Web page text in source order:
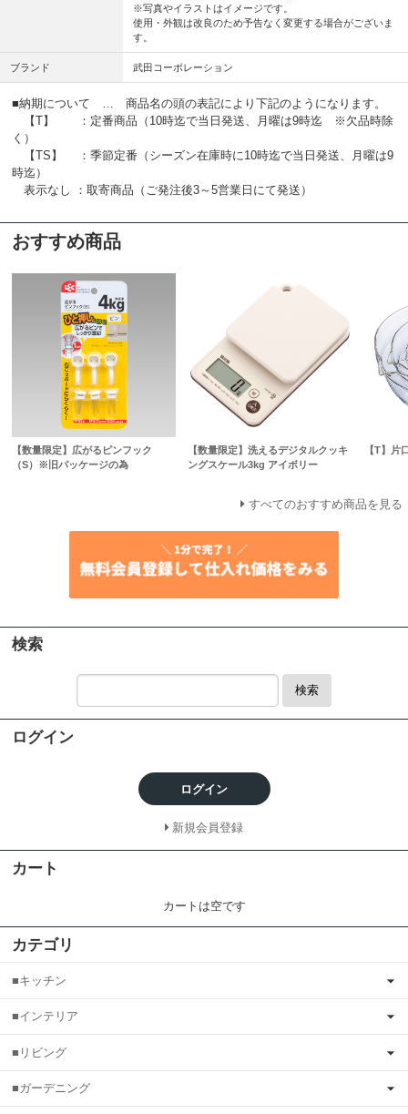
※写真やイラストはイメージです。
使用・外観は改良のため予告なく変更する場合がございま
す。
ブランド 武田コーポレーション
■納期について … 商品名の頭の表記により下記のようになります。
【T】 ：定番商品（10時迄で当日発送、月曜は9時迄 ※欠品時除
く）
【TS】 ：季節定番（シーズン在庫時に10時迄で当日発送、月曜は9
時迄）
表示なし ：取寄商品（ご発注後3～5営業日にて発送）
おすすめ商品
【数量限定】広がるピンフック
（S）※旧パッケージの為
【数量限定】洗えるデジタルクッキ
ングスケール3kg アイボリー
【T】片
すべてのおすすめ商品を見る
検索
検索
ログイン
ログイン
新規会員登録
カート
カートは空です
カテゴリ
■キッチン
■インテリア
■リビング
■ガーデニング